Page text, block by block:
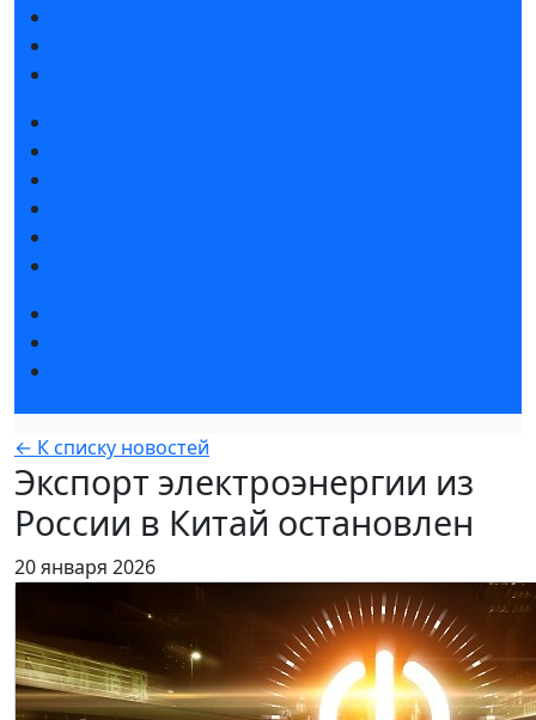
← К списку новостей
Экспорт электроэнергии из
России в Китай остановлен
20 января 2026